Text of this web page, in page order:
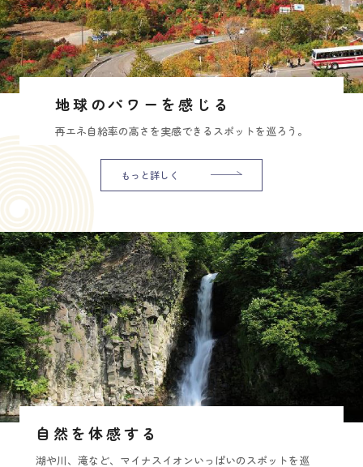
地球のパワーを感じる
再エネ自給率の高さを実感できるスポットを巡ろう。
もっと詳しく
自然を体感する
湖や川、滝など、マイナスイオンいっぱいのスポットを巡